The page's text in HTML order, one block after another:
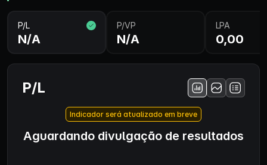
P/L
N/A
P/VP
N/A
LPA
0,00
P/L
Indicador será atualizado em breve
Aguardando divulgação de resultados